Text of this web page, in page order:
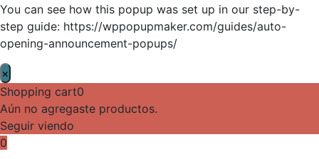
You can see how this popup was set up in our step-by-
step guide: https://wppopupmaker.com/guides/auto-
opening-announcement-popups/
×
Shopping cart0
Aún no agregaste productos.
Seguir viendo
0